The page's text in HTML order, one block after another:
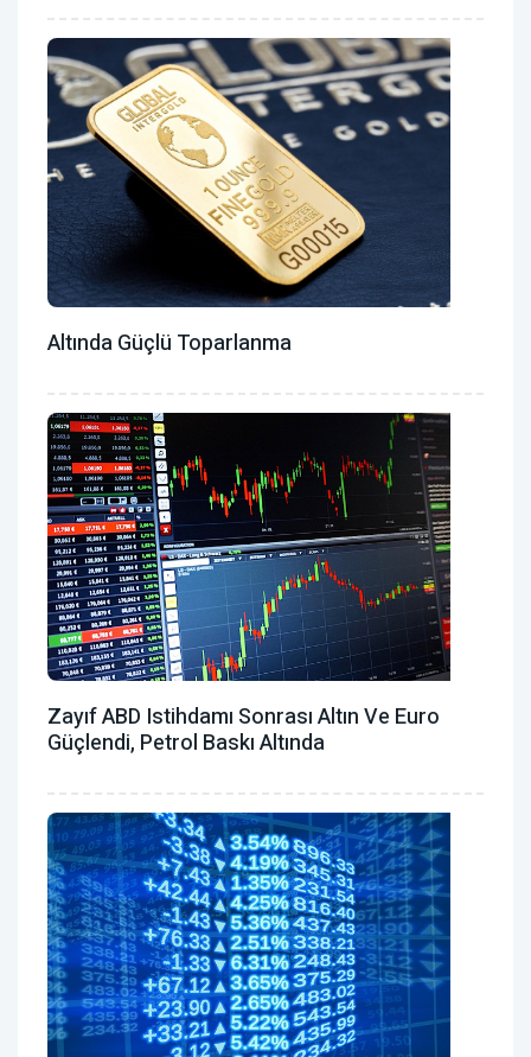
Altında Güçlü Toparlanma
Zayıf ABD Istihdamı Sonrası Altın Ve Euro
Güçlendi, Petrol Baskı Altında